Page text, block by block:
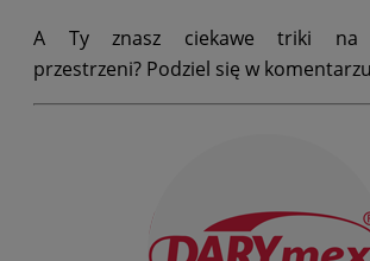
A Ty znasz ciekawe triki na
przestrzeni? Podziel się w